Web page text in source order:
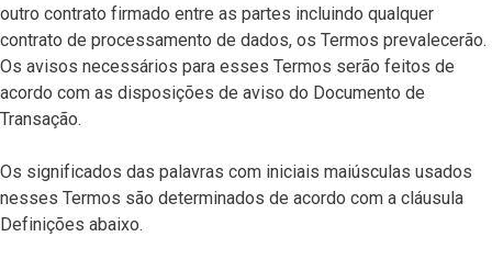
outro contrato firmado entre as partes incluindo qualquer
contrato de processamento de dados, os Termos prevalecerão.
Os avisos necessários para esses Termos serão feitos de
acordo com as disposições de aviso do Documento de
Transação.
Os significados das palavras com iniciais maiúsculas usados
nesses Termos são determinados de acordo com a cláusula
Definições abaixo.